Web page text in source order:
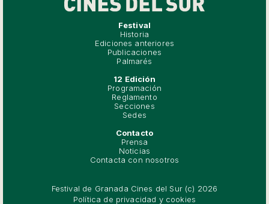
Festival
Historia
Ediciones anteriores
Publicaciones
Palmarés
12 Edición
Programación
Reglamento
Secciones
Sedes
Contacto
Prensa
Noticias
Contacta con nosotros
Festival de Granada Cines del Sur (c) 2026
Política de privacidad y cookies